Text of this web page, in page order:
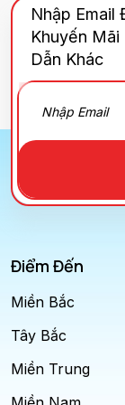
Nhập Email
Khuyến
Dẫn Khác
Điểm Đến
Miền Bắc
Tây Bắc
Miền Trung